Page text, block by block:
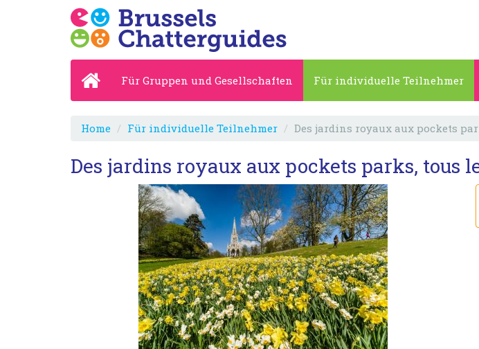
Für Gruppen und Gesellschaften Für individuelle Teilnehmer
Home Für individuelle Teilnehmer Des jardins royaux aux pockets
Des jardins royaux aux pockets parks, tous